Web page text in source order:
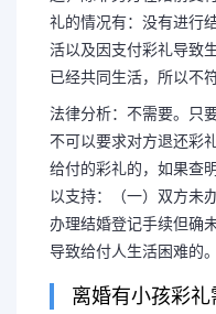
礼的情况有：没有进行
活以及因支付彩礼导致
已经共同生活，所以不
法律分析：不需要。只
不可以要求对方退还彩
给付的彩礼的，如果查
以支持：（一）双方未
办理结婚登记手续但确
导致给付人生活困难的。
离婚有小孩彩